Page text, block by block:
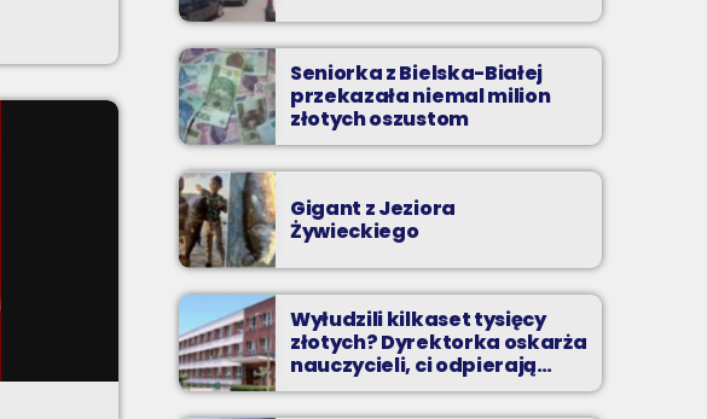
Seniorka z Bielska-Białej
przekazała niemal milion
złotych oszustom
Gigant z Jeziora
Żywieckiego
Wyłudzili kilkaset tysięcy
złotych? Dyrektorka oskarża
nauczycieli, ci odpierają
zarzuty